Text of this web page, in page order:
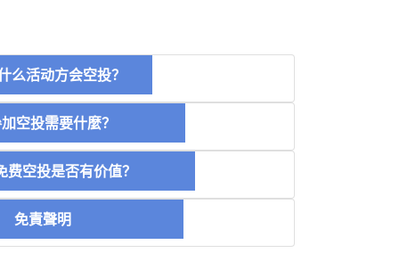
么活动方会空投？
投需要什麼？
空投是否有价值？
聲明